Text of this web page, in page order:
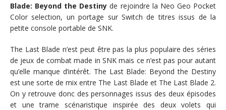
Blade: Beyond the Destiny de rejoindre la Neo Geo Pocket
Color selection, un portage sur Switch de titres issus de la
petite console portable de SNK.
The Last Blade n’est peut être pas la plus populaire des séries
de jeux de combat made in SNK mais ce n’est pas pour autant
qu’elle manque d’intérêt. The Last Blade: Beyond the Destiny
est une sorte de mix entre The Last Blade et The Last Blade 2.
On y retrouve donc des personnages issus des deux épisodes
et une trame scénaristique inspirée des deux volets qui